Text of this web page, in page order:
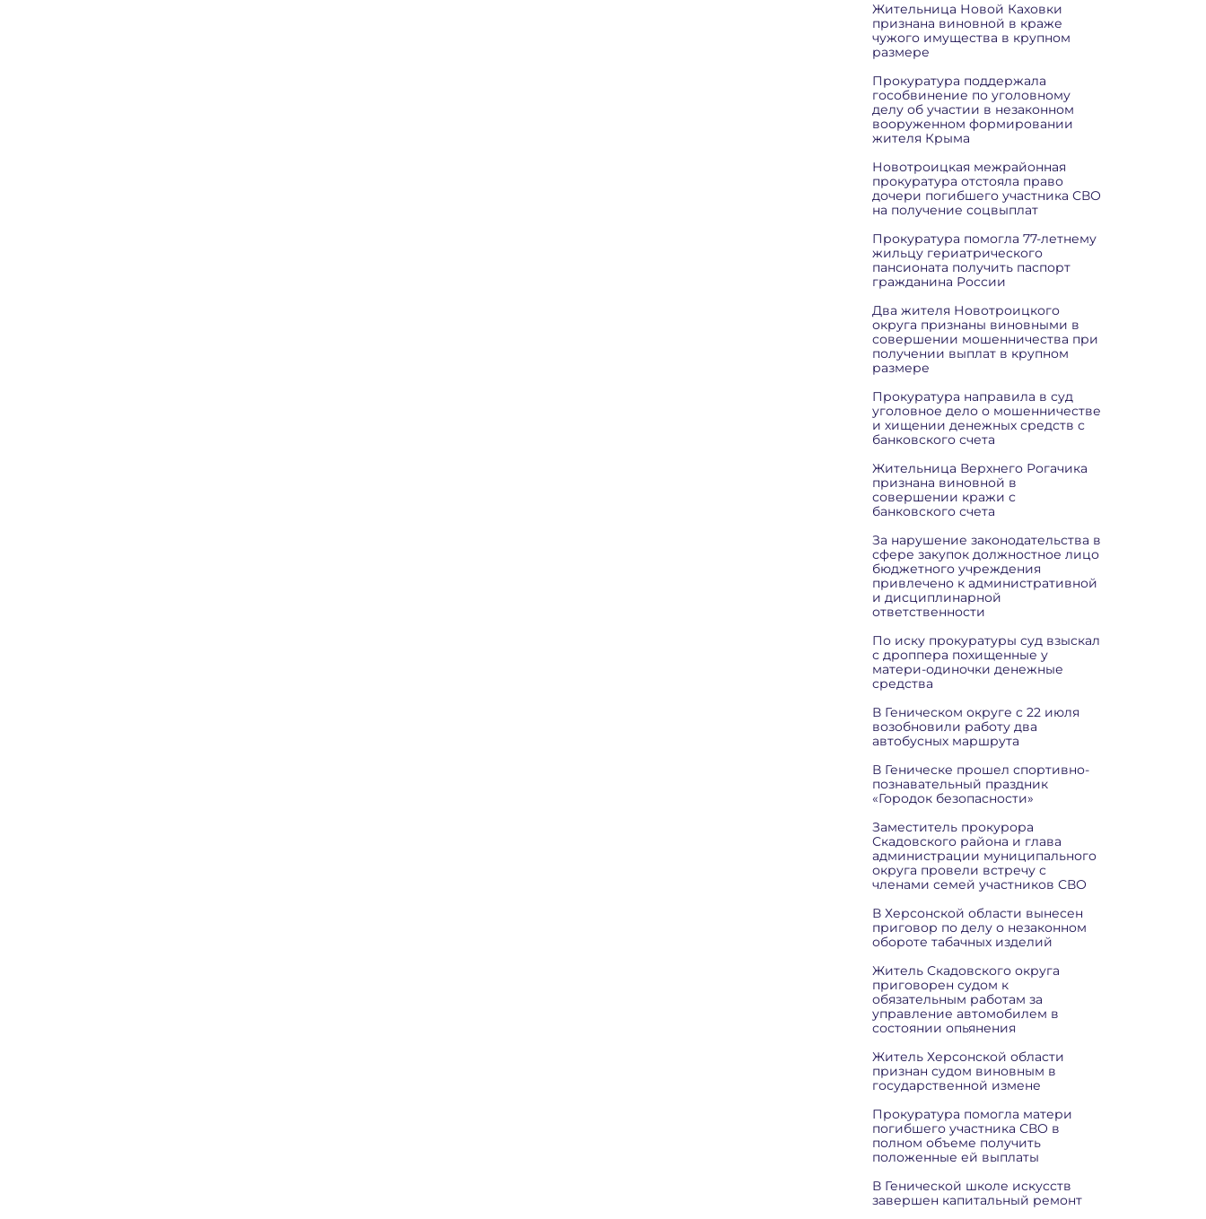
Жительница Новой Каховки
признана виновной в краже
чужого имущества в крупном
размере
Прокуратура поддержала
гособвинение по уголовному
делу об участии в незаконном
вооруженном формировании
жителя Крыма
Новотроицкая межрайонная
прокуратура отстояла право
дочери погибшего участника СВО
на получение соцвыплат
Прокуратура помогла 77-летнему
жильцу гериатрического
пансионата получить паспорт
гражданина России
Два жителя Новотроицкого
округа признаны виновными в
совершении мошенничества при
получении выплат в крупном
размере
Прокуратура направила в суд
уголовное дело о мошенничестве
и хищении денежных средств с
банковского счета
Жительница Верхнего Рогачика
признана виновной в
совершении кражи с
банковского счета
За нарушение законодательства в
сфере закупок должностное лицо
бюджетного учреждения
привлечено к административной
и дисциплинарной
ответственности
По иску прокуратуры суд взыскал
с дроппера похищенные у
матери-одиночки денежные
средства
В Геническом округе с 22 июля
возобновили работу два
автобусных маршрута
В Геническе прошел спортивно-
познавательный праздник
«Городок безопасности»
Заместитель прокурора
Скадовского района и глава
администрации муниципального
округа провели встречу с
членами семей участников СВО
В Херсонской области вынесен
приговор по делу о незаконном
обороте табачных изделий
Житель Скадовского округа
приговорен судом к
обязательным работам за
управление автомобилем в
состоянии опьянения
Житель Херсонской области
признан судом виновным в
государственной измене
Прокуратура помогла матери
погибшего участника СВО в
полном объеме получить
положенные ей выплаты
В Генической школе искусств
завершен капитальный ремонт